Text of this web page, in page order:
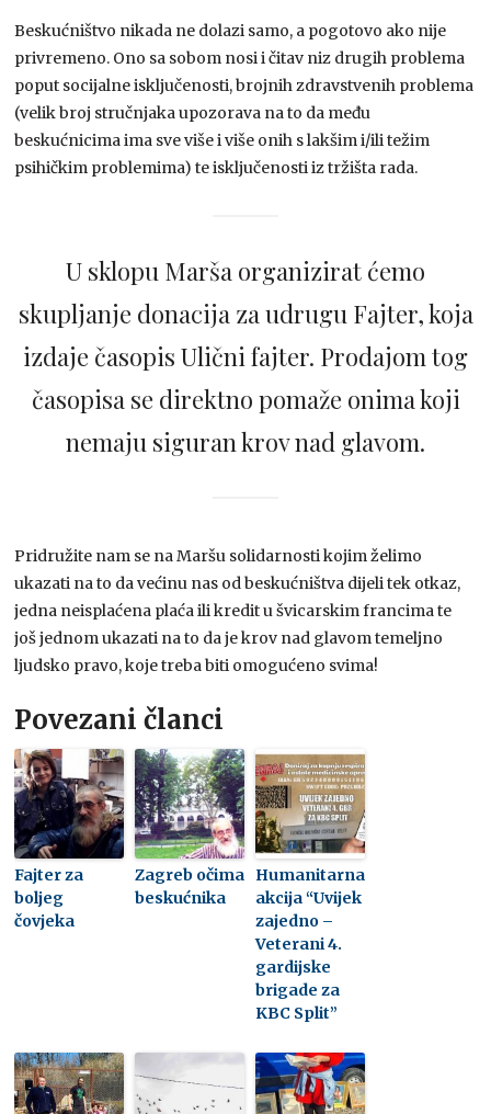
Beskućništvo nikada ne dolazi samo, a pogotovo ako nije
privremeno. Ono sa sobom nosi i čitav niz drugih problema
poput socijalne isključenosti, brojnih zdravstvenih problema
(velik broj stručnjaka upozorava na to da među
beskućnicima ima sve više i više onih s lakšim i/ili težim
psihičkim problemima) te isključenosti iz tržišta rada.
U sklopu Marša organizirat ćemo
skupljanje donacija za udrugu Fajter, koja
izdaje časopis Ulični fajter. Prodajom tog
časopisa se direktno pomaže onima koji
nemaju siguran krov nad glavom.
Pridružite nam se na Maršu solidarnosti kojim želimo
ukazati na to da većinu nas od beskućništva dijeli tek otkaz,
jedna neisplaćena plaća ili kredit u švicarskim francima te
još jednom ukazati na to da je krov nad glavom temeljno
ljudsko pravo, koje treba biti omogućeno svima!
Povezani članci
Fajter za
boljeg
čovjeka
Zagreb očima
beskućnika
Humanitarna
akcija “Uvijek
zajedno –
Veterani 4.
gardijske
brigade za
KBC Split”